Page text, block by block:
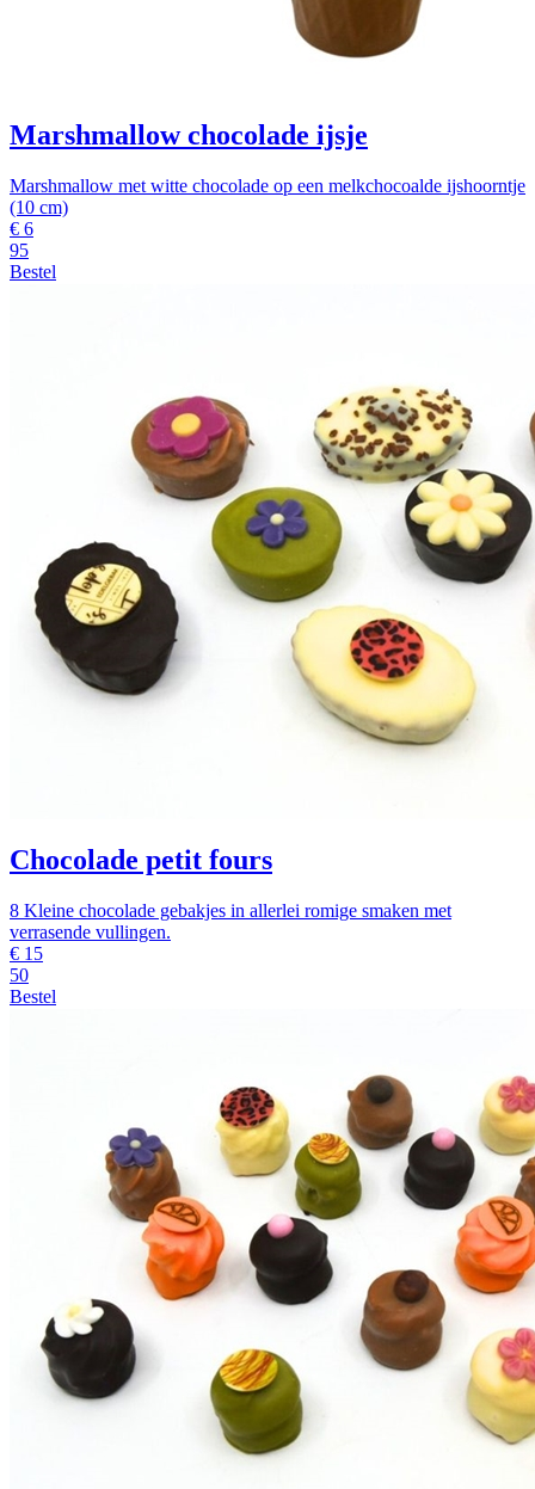
Marshmallow chocolade ijsje
Marshmallow met witte chocolade op een melkchocoalde ijshoorntje
(10 cm)
€ 6
95
Bestel
Chocolade petit fours
8 Kleine chocolade gebakjes in allerlei romige smaken met
verrasende vullingen.
€ 15
50
Bestel